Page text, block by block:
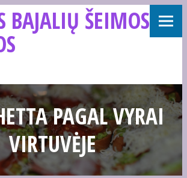
BAJALIŲ ŠEIMOS
PAGAL VYRAI
VIRTUVĖJE